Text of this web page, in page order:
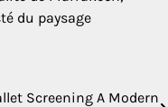
du paysage
Screening A Modern